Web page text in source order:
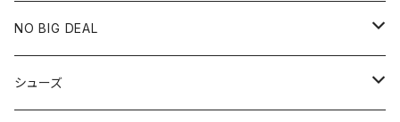
膝や腰が痛い
NO BIG DEAL
NBD CUSTOMIZED
シューズ